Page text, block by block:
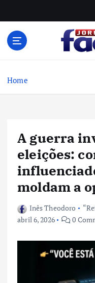
Home
A guerra
eleições:
moldam a
Inês Theodoro
abril 6, 2026
0